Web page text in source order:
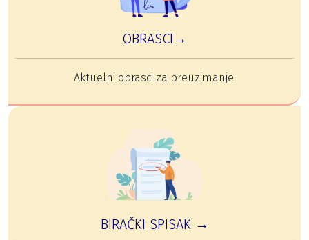
OBRASCI→
Aktuelni obrasci za preuzimanje.
BIRAČKI SPISAK →